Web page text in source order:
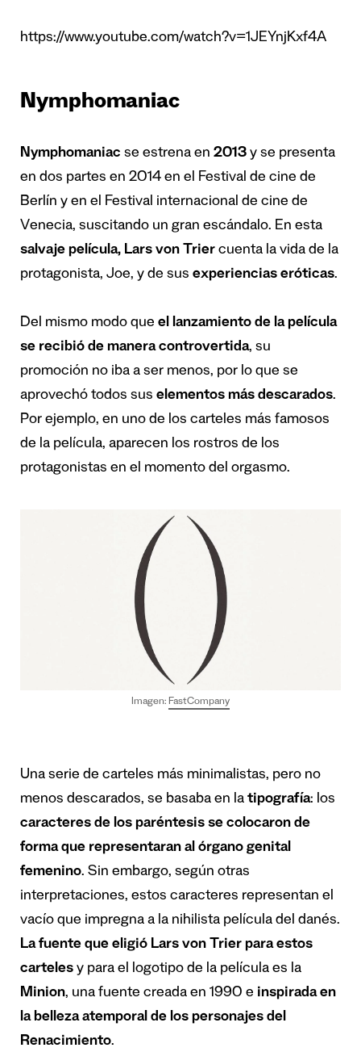
https://www.youtube.com/watch?v=1JEYnjKxf4A
Nymphomaniac
Nymphomaniac se estrena en 2013 y se presenta
en dos partes en 2014 en el Festival de cine de
Berlín y en el Festival internacional de cine de
Venecia, suscitando un gran escándalo. En esta
salvaje película, Lars von Trier cuenta la vida de la
protagonista, Joe, y de sus experiencias eróticas.
Del mismo modo que el lanzamiento de la película
se recibió de manera controvertida, su
promoción no iba a ser menos, por lo que se
aprovechó todos sus elementos más descarados.
Por ejemplo, en uno de los carteles más famosos
de la película, aparecen los rostros de los
protagonistas en el momento del orgasmo.
Imagen: FastCompany
Una serie de carteles más minimalistas, pero no
menos descarados, se basaba en la tipografía: los
caracteres de los paréntesis se colocaron de
forma que representaran al órgano genital
femenino. Sin embargo, según otras
interpretaciones, estos caracteres representan el
vacío que impregna a la nihilista película del danés.
La fuente que eligió Lars von Trier para estos
carteles y para el logotipo de la película es la
Minion, una fuente creada en 1990 e inspirada en
la belleza atemporal de los personajes del
Renacimiento.